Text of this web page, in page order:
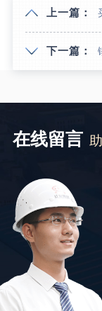
上一篇：
下一篇：
在线留言